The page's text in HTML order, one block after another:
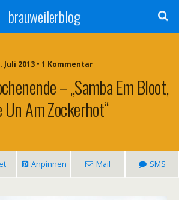
brauweilerblog
Juli 2013 • 1 Kommentar
– „Samba Em Bloot,
Un Am Zockerhot“
Anpinnen Mail SMS